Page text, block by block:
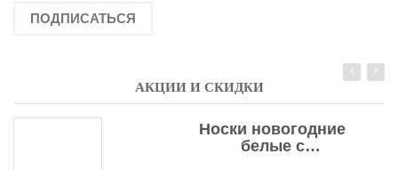
ПОДПИСАТЬСЯ
АКЦИИ И СКИДКИ
Носки новогодние
белые с